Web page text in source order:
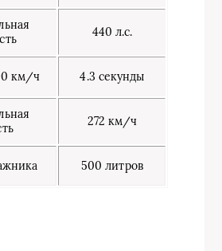
440 л.с.
км/ч 4.3 секунды
272 км/ч
500 литров